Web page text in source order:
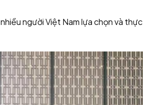
người Việt Nam lựa chọn và thực